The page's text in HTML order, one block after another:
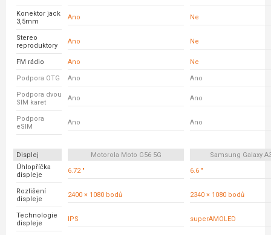
Konektor jack
3,5mm
Ano Ne
Stereo
reproduktory
Ano Ne
FM rádio Ano Ne
Podpora OTG Ano Ano
Podpora dvou
SIM karet
Ano Ano
Podpora
eSIM
Ano Ano
Displej Motorola Moto G56 5G
Samsung Galaxy
Úhlopříčka
displeje
6.72 " 6.6 "
Rozlišení
displeje
2400 × 1080 bodů 2340 × 1080 bodů
Technologie
displeje
IPS superAMOLED